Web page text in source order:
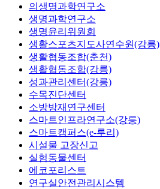
의생명과학연구소
생명과학연구소
생명윤리위원회
생활스포츠지도사연수원(강릉)
생활협동조합(춘천)
생활협동조합(강릉)
성과관리센터(강릉)
수목진단센터
소방방재연구센터
스마트인프라연구소(강릉)
스마트캠퍼스(e-루리)
시설물 고장신고
실험동물센터
에코포리스트
연구실안전관리시스템